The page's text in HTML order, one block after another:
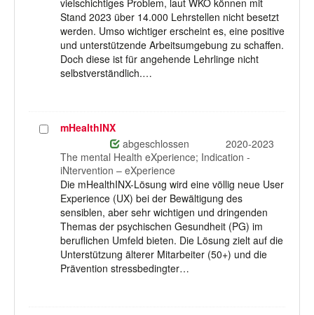
vielschichtiges Problem, laut WKO können mit
Stand 2023 über 14.000 Lehrstellen nicht besetzt
werden. Umso wichtiger erscheint es, eine positive
und unterstützende Arbeitsumgebung zu schaffen.
Doch diese ist für angehende Lehrlinge nicht
selbstverständlich.…
ProjektmHealthINX
abgeschlossen
2020-2023
The mental Health eXperience; Indication -
iNtervention – eXperience
Die mHealthINX-Lösung wird eine völlig neue User
Experience (UX) bei der Bewältigung des
sensiblen, aber sehr wichtigen und dringenden
Themas der psychischen Gesundheit (PG) im
beruflichen Umfeld bieten. Die Lösung zielt auf die
Unterstützung älterer Mitarbeiter (50+) und die
Prävention stressbedingter…